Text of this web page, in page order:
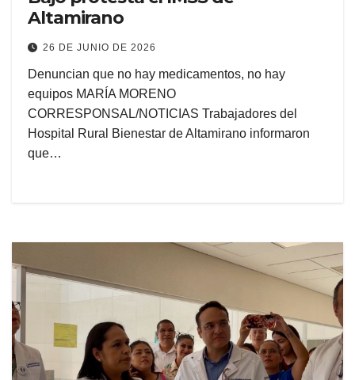
Altamirano
26 DE JUNIO DE 2026
Denuncian que no hay medicamentos, no hay
equipos MARÍA MORENO
CORRESPONSAL/NOTICIAS Trabajadores del
Hospital Rural Bienestar de Altamirano informaron
que…